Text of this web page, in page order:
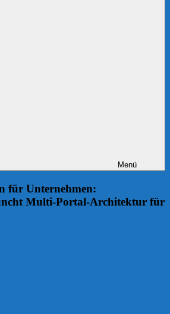
Menü
für Unternehmen:
Multi-Portal-Architektur für